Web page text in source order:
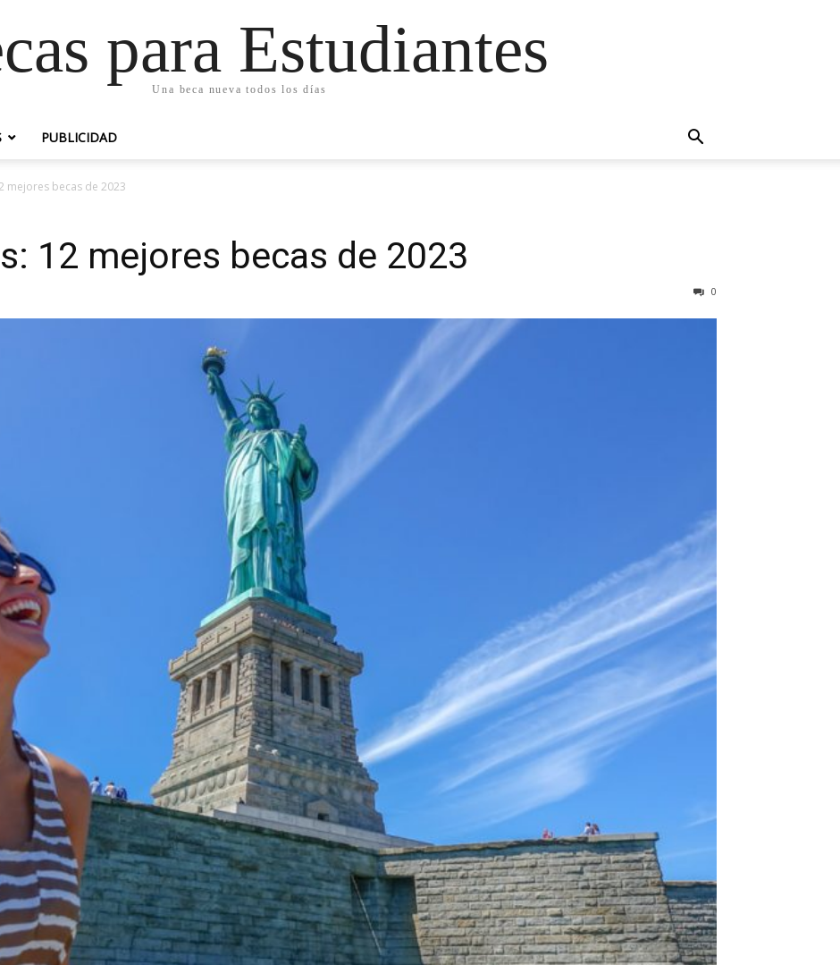
para Estudiantes
Una beca nueva todos los días
PUBLICIDAD
mejores becas de 2023
12 mejores becas de 2023
0